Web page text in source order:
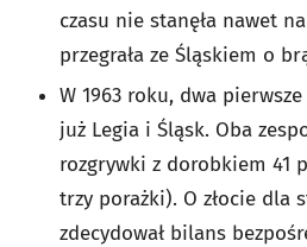
czasu nie stanęła nawet
przegrała ze Śląskiem o
W 1963 roku, dwa
już Legia i Śląsk. Oba
rozgrywki z dorobkiem 41
trzy porażki). O złocie dla
zdecydował bilans